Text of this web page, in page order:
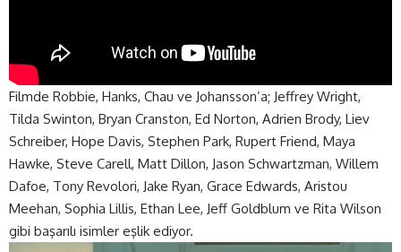
Filmde Robbie, Hanks, Chau ve Johansson’a; Jeffrey Wright,
Tilda Swinton, Bryan Cranston, Ed Norton, Adrien Brody, Liev
Schreiber, Hope Davis, Stephen Park, Rupert Friend, Maya
Hawke, Steve Carell, Matt Dillon, Jason Schwartzman, Willem
Dafoe, Tony Revolori, Jake Ryan, Grace Edwards, Aristou
Meehan, Sophia Lillis, Ethan Lee, Jeff Goldblum ve Rita Wilson
gibi başarılı isimler eşlik ediyor.